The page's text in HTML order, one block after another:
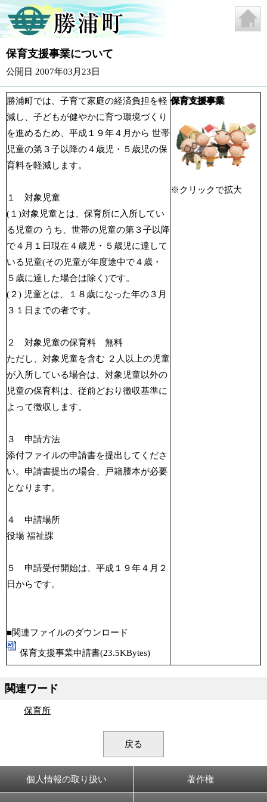
保育支援事業について
公開日 2007年03月23日
勝浦町では、子育て家庭の経済負担を軽
減し、子どもが健やかに育つ環境づくり
を進めるため、平成１９年４月から 世帯
児童の第３子以降の４歳児・５歳児の保
育料を軽減します。
１ 対象児童
(１)対象児童とは、保育所に入所してい
る児童の うち、世帯の児童の第３子以降
で４月１日現在４歳児・５歳児に達して
いる児童(その児童が年度途中で４歳・
５歳に達した場合は除く)です。
(２) 児童とは、１８歳になった年の３月
３１日までの者です。
２ 対象児童の保育料 無料
ただし、対象児童を含む ２人以上の児童
が入所している場合は、対象児童以外の
児童の保育料は、従前どおり徴収基準に
よって徴収します。
３ 申請方法
添付ファイルの申請書を提出してくださ
い。申請書提出の場合、戸籍謄本が必要
となります。
４ 申請場所
役場 福祉課
５ 申請受付開始は、平成１９年４月２
日からです。
■関連ファイルのダウンロード
保育支援事業申請書(23.5KBytes)
保育支援事業
※クリックで拡大
関連ワード
保育所
戻る
個人情報の取り扱い 著作権